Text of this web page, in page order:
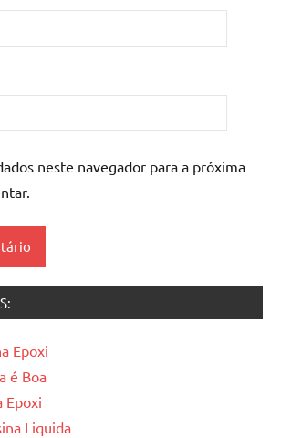
neste navegador para a próxima
Epoxi
é Boa
Epoxi
Liquida